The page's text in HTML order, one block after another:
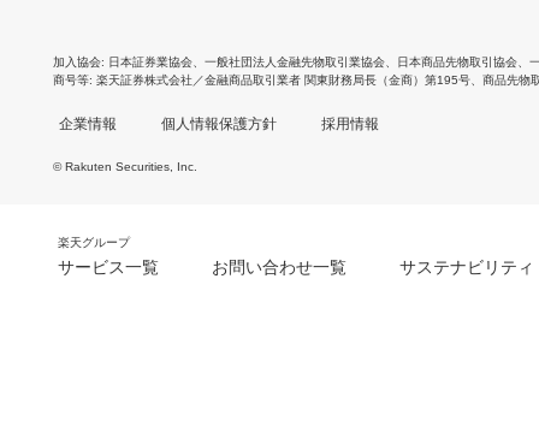
加入協会 日本証券業協会 一般社団法人金融先物取引業協会 日本商品先物取引協会
商号等 楽天証券株式会社／金融商品取引業者 関東財務局長（金商）第195号、商品先物
企業情報 個人情報保護方針 採用情報
© Rakuten Securities, Inc.
楽天グループ
サービス一覧 お問い合わせ一覧 サステナビリティ